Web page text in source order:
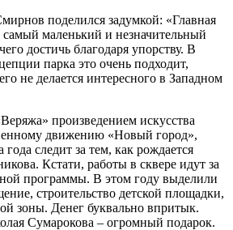
поделился задумкой: «Главная
маленький и незначительный
достичь благодаря упорству. В
парка это очень подходит,
не делается интересного в Западном
произведением искусства
движению «Новый город»,
следит за тем, как рождается
Кстати, работы в сквере идут за
программы. В этом году выделили
строительство детской площадки,
зоны. Денег буквально впритык.
Сумарокова – огромный подарок.